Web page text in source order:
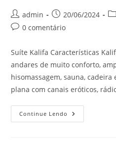
Autor
do
admin
Post
publicado:
20/06/2024
Comentários
post:
0 comentário
Suíte Kalifa Características
andares de muito conforto,
hisomassagem, sauna, cadeira
plana com canais eróticos,
Continue Lendo Suíte
Kalifa